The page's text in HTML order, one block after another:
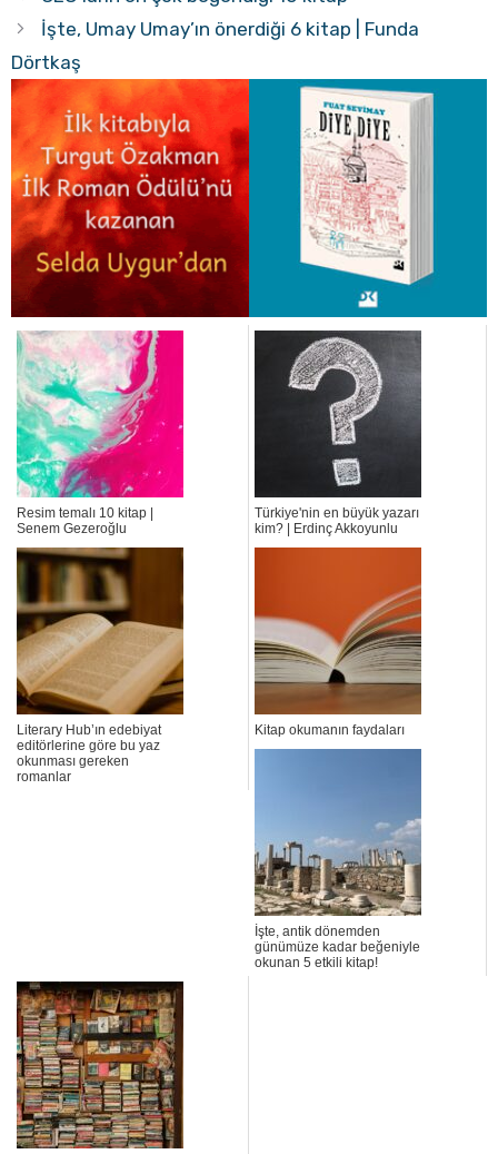
İşte, Umay Umay’ın önerdiği 6 kitap | Funda
Dörtkaş
Resim temalı 10 kitap |
Senem Gezeroğlu
Türkiye'nin en büyük yazarı
kim? | Erdinç Akkoyunlu
Literary Hub’ın edebiyat
editörlerine göre bu yaz
okunması gereken
romanlar
Kitap okumanın faydaları
İşte, antik dönemden
günümüze kadar beğeniyle
okunan 5 etkili kitap!